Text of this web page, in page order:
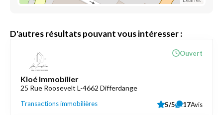
D'autres résultats pouvant vous intéresser :
Kloé Immobilier
25 Rue Roosevelt L-4662 Differdange
Transactions immobilières
Ouvert
5/5 17Avis